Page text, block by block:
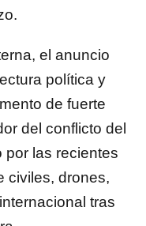
el anuncio
política y
de fuerte
del conflicto del
por las recientes
civiles, drones,
tras